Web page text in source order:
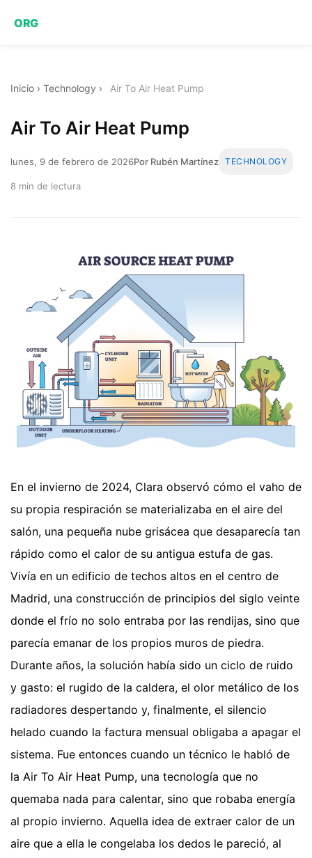
ORG
Inicio › Technology › Air To Air Heat Pump
Air To Air Heat Pump
lunes, 9 de febrero de 2026Por Rubén Martínez TECHNOLOGY
8 min de lectura
En el invierno de 2024, Clara observó cómo el vaho de
su propia respiración se materializaba en el aire del
salón, una pequeña nube grisácea que desaparecía tan
rápido como el calor de su antigua estufa de gas.
Vivía en un edificio de techos altos en el centro de
Madrid, una construcción de principios del siglo veinte
donde el frío no solo entraba por las rendijas, sino que
parecía emanar de los propios muros de piedra.
Durante años, la solución había sido un ciclo de ruido
y gasto: el rugido de la caldera, el olor metálico de los
radiadores despertando y, finalmente, el silencio
helado cuando la factura mensual obligaba a apagar el
sistema. Fue entonces cuando un técnico le habló de
la Air To Air Heat Pump, una tecnología que no
quemaba nada para calentar, sino que robaba energía
al propio invierno. Aquella idea de extraer calor de un
aire que a ella le congelaba los dedos le pareció, al